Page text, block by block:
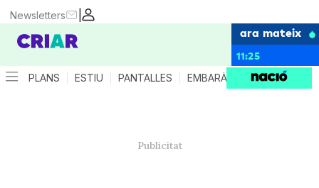
|
Newsletters
ara mateix
11:25
PLANS ESTIU PANTALLES EMBARÀS CRIANÇA